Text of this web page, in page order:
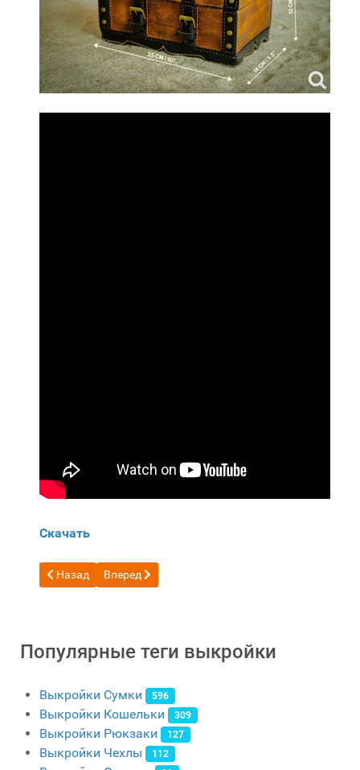
Скачать
Предыдущий: Бесплатный шаблон Кожаный набор для
Назад Следующий: Бесплатная выкройка Копилка в
Вперед
Популярные теги выкройки
Выкройки Сумки 596
Выкройки Кошельки 309
Выкройки Рюкзаки 127
Выкройки Чехлы 112